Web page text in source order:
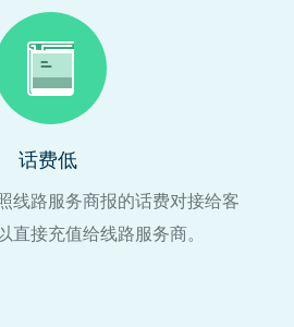
话费低
线路服务商报的话费对接给客
直接充值给线路服务商。